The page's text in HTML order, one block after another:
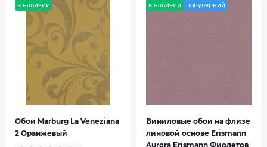
Decoprint Decori & Decori
в наличии
Обои Marburg La Veneziana
2 Оранжевый
в наличии популярний
Виниловые обои на флизе
линовой основе Erismann
Aurora Erismann Фиолетов